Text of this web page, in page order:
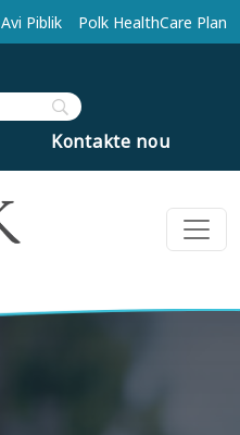
Avi Piblik Polk HealthCare Plan
Kontakte nou